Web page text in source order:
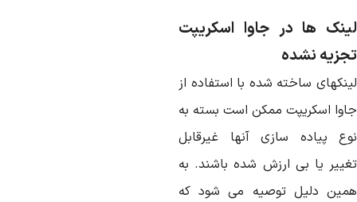
ها در جاوا اسکریپت
نشده
ساخته شده با استفاده از
اسکریپت ممکن است بسته به
پیاده سازی آنها غیرقابل
یا بی ارزش شده باشند. به
دلیل توصیه می شود که